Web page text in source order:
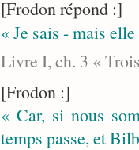
[Frodon répond :]
« Je sais - mais
Livre I, ch. 3 «
[Frodon :]
« Car, si nous
temps passe, et